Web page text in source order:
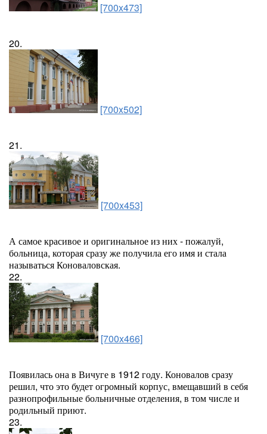
[700x473]
20.
[700x502]
21.
[700x453]
А самое красивое и оригинальное из них - пожалуй,
больница, которая сразу же получила его имя и стала
называться Коноваловская.
22.
[700x466]
Появилась она в Вичуге в 1912 году. Коновалов сразу
решил, что это будет огромный корпус, вмещавший в себя
разнопрофильные больничные отделения, в том числе и
родильный приют.
23.